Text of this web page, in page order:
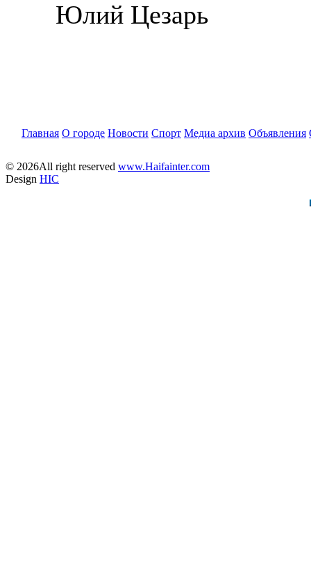
Юлий Цезарь
Главная О городе Новости Спорт Медиа архив Объявления
© 2026All right reserved www.Haifainter.com
Design HIC